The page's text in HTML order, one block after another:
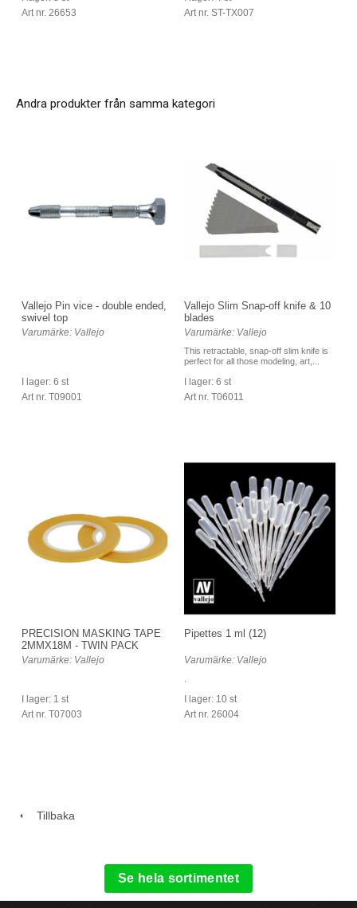
Art nr. 26653
Art nr. ST-TX007
Andra produkter från samma kategori
Vallejo Pin vice - double ended,
swivel top
Varumärke: Vallejo
I lager: 6 st
Art nr. T09001
Vallejo Slim Snap-off knife & 10
blades
Varumärke: Vallejo
This retractable, snap-off slim knife is
perfect for all those modeling, art,...
I lager: 6 st
Art nr. T06011
PRECISION MASKING TAPE
2MMX18M - TWIN PACK
Varumärke: Vallejo
I lager: 1 st
Art nr. T07003
Pipettes 1 ml (12)
Varumärke: Vallejo
I lager: 10 st
Art nr. 26004
Tillbaka
Se hela sortimentet